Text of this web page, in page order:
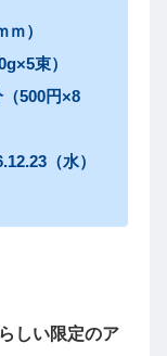
）
束）
（500円×8
（水）
しい限定のア